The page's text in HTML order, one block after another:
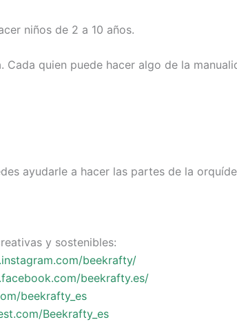
niños de 2 a 10 años.
Cada quien puede hacer algo de la
ayudarle a hacer las partes de la
y sostenibles:
beekrafty/
beekrafty.es/
beekrafty_es
Beekrafty_es